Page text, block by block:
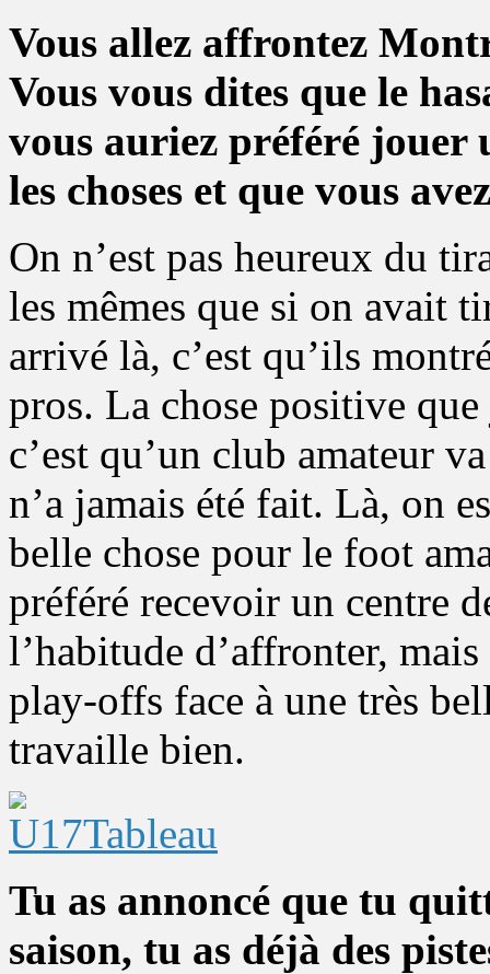
Vous allez affrontez
Vous vous dites que le
vous auriez préféré
les choses et que vous
On n’est pas heureux du
les mêmes que si on avait
arrivé là, c’est qu’ils
pros. La chose positive
c’est qu’un club amateur
n’a jamais été fait. Là, on
belle chose pour le foot
préféré recevoir un centre
l’habitude d’affronter,
play-offs face à une très
travaille bien.
Tu as annoncé que tu
saison, tu as déjà des